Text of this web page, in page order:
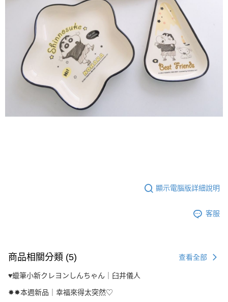
顯示電腦版詳細說明
客服
商品相關分類 (5) 查看全部
♥︎蠟筆小新クレヨンしんちゃん｜臼井儀人
✸✸本週新品｜幸福來得太突然♡